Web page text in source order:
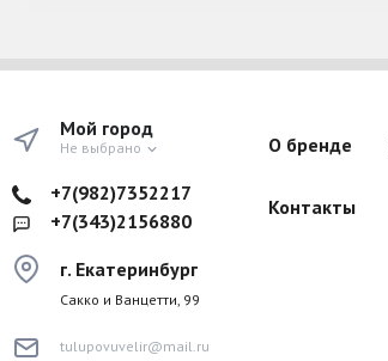
Мой город
Не выбрано
+7(982)7352217
+7(343)2156880
г. Екатеринбург
Сакко и Ванцетти, 99
tulupovuvelir@mail.ru
О бренде
Контакты